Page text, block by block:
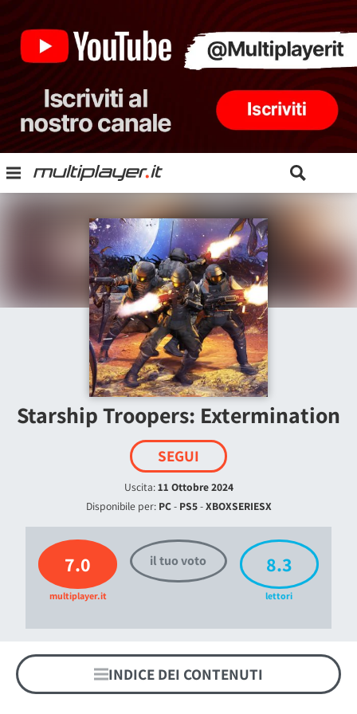
Starship Troopers: Extermination
SEGUI
Uscita:11 Ottobre 2024
Disponibile per: PC- PS5-XBOXSERIESX
7.0
multiplayer.it
il tuo voto 8.3
lettori
INDICE DEI CONTENUTI